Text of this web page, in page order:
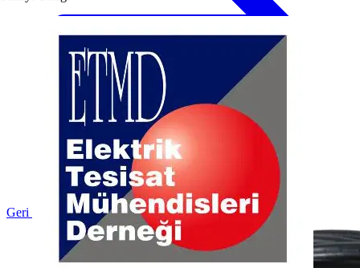
Geri dön Ürünler